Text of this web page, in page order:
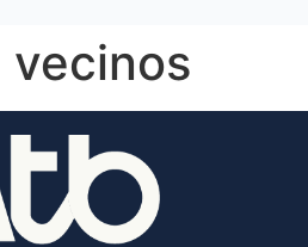
vecinos